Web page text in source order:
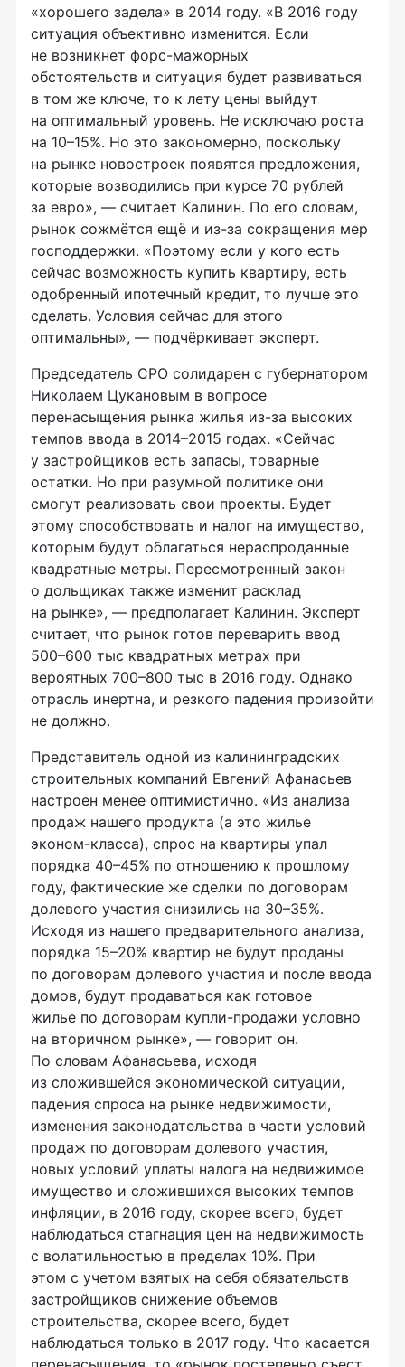
«хорошего задела» в 2014 году. «В 2016 году
ситуация объективно изменится. Если
не возникнет форс-мажорных
обстоятельств и ситуация будет развиваться
в том же ключе, то к лету цены выйдут
на оптимальный уровень. Не исключаю роста
на 10–15%. Но это закономерно, поскольку
на рынке новостроек появятся предложения,
которые возводились при курсе 70 рублей
за евро», — считает Калинин. По его словам,
рынок сожмётся ещё и из-за сокращения мер
господдержки. «Поэтому если у кого есть
сейчас возможность купить квартиру, есть
одобренный ипотечный кредит, то лучше это
сделать. Условия сейчас для этого
оптимальны», — подчёркивает эксперт.
Председатель СРО солидарен с губернатором
Николаем Цукановым в вопросе
перенасыщения рынка жилья из-за высоких
темпов ввода в 2014–2015 годах. «Сейчас
у застройщиков есть запасы, товарные
остатки. Но при разумной политике они
смогут реализовать свои проекты. Будет
этому способствовать и налог на имущество,
которым будут облагаться нераспроданные
квадратные метры. Пересмотренный закон
о дольщиках также изменит расклад
на рынке», — предполагает Калинин. Эксперт
считает, что рынок готов переварить ввод
500–600 тыс квадратных метрах при
вероятных 700–800 тыс в 2016 году. Однако
отрасль инертна, и резкого падения произойти
не должно.
Представитель одной из калининградских
строительных компаний Евгений Афанасьев
настроен менее оптимистично. «Из анализа
продаж нашего продукта (а это жилье
эконом-класса), спрос на квартиры упал
порядка 40–45% по отношению к прошлому
году, фактические же сделки по договорам
долевого участия снизились на 30–35%.
Исходя из нашего предварительного анализа,
порядка 15–20% квартир не будут проданы
по договорам долевого участия и после ввода
домов, будут продаваться как готовое
жилье по договорам купли-продажи условно
на вторичном рынке», — говорит он.
По словам Афанасьева, исходя
из сложившейся экономической ситуации,
падения спроса на рынке недвижимости,
изменения законодательства в части условий
продаж по договорам долевого участия,
новых условий уплаты налога на недвижимое
имущество и сложившихся высоких темпов
инфляции, в 2016 году, скорее всего, будет
наблюдаться стагнация цен на недвижимость
с волатильностью в пределах 10%. При
этом с учетом взятых на себя обязательств
застройщиков снижение объемов
строительства, скорее всего, будет
наблюдаться только в 2017 году. Что касается